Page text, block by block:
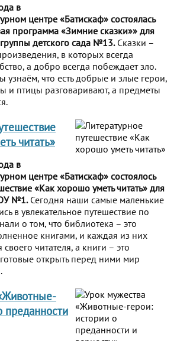
в
центре «Батискаф» состоялась
программа «Зимние сказки»» для
детского сада №13.Сказки –
в которых всегда
а добро всегда побеждает зло.
узнаём, что есть добрые и злые герои,
и птицы разговаривают, а предметы
читать»
в
центре «Батискаф» состоялось
«Как хорошо уметь читать» для
№1.Сегодня наши самые маленькие
в увлекательное путешествие по
о том, что библиотека – это
книгами, и каждая из них
читателя, а книги – это
открыть перед ними мир
преданности